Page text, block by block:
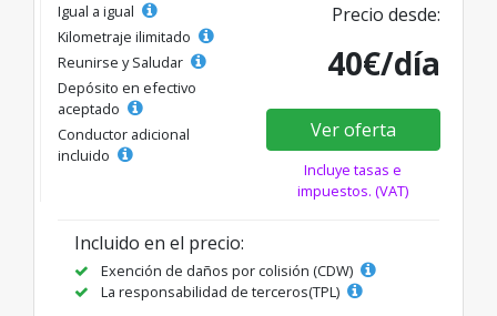
Igual a igual
Kilometraje ilimitado
Reunirse y Saludar
Depósito en efectivo
aceptado
Conductor adicional
incluido
Precio desde:
40€/día
Ver oferta
Incluye tasas e
impuestos. (VAT)
Incluido en el precio:
Exención de daños por colisión (CDW)
La responsabilidad de terceros(TPL)